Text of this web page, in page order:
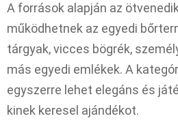
A források alapján az
működhetnek az egyedi
tárgyak, vicces bögrék,
más egyedi emlékek. A
egyszerre lehet elegáns és
kinek keresel ajándékot.